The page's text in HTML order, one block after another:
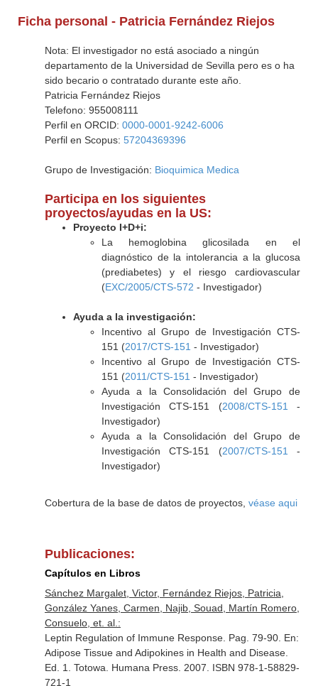
Ficha personal - Patricia Fernández Riejos
Nota: El investigador no está asociado a ningún
departamento de la Universidad de Sevilla pero es o ha
sido becario o contratado durante este año.
Patricia Fernández Riejos
Telefono: 955008111
Perfil en ORCID: 0000-0001-9242-6006
Perfil en Scopus: 57204369396
Grupo de Investigación: Bioquimica Medica
Participa en los siguientes
proyectos/ayudas en la US:
Proyecto I+D+i:
La hemoglobina glicosilada en el
diagnóstico de la intolerancia a la glucosa
(prediabetes) y el riesgo cardiovascular
(EXC/2005/CTS-572 - Investigador)
Ayuda a la investigación:
Incentivo al Grupo de Investigación CTS-
151 (2017/CTS-151 - Investigador)
Incentivo al Grupo de Investigación CTS-
151 (2011/CTS-151 - Investigador)
Ayuda a la Consolidación del Grupo de
Investigación CTS-151 (2008/CTS-151
-
Investigador)
Ayuda a la Consolidación del Grupo de
Investigación CTS-151 (2007/CTS-151
-
Investigador)
Cobertura de la base de datos de proyectos, véase aqui
Publicaciones:
Capítulos en Libros
Sánchez Margalet, Victor, Fernández Riejos, Patricia,
González Yanes, Carmen, Najib, Souad, Martín Romero,
Consuelo, et. al.:
Leptin Regulation of Immune Response. Pag. 79-90. En:
Adipose Tissue and Adipokines in Health and Disease.
Ed. 1. Totowa. Humana Press. 2007. ISBN 978-1-58829-
721-1